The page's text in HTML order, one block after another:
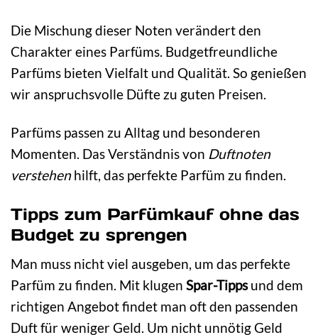
Die Mischung dieser Noten verändert den
Charakter eines Parfüms. Budgetfreundliche
Parfüms bieten Vielfalt und Qualität. So genießen
wir anspruchsvolle Düfte zu guten Preisen.
Parfüms passen zu Alltag und besonderen
Momenten. Das Verständnis von Duftnoten
verstehenhilft, das perfekte Parfüm zu finden.
Tipps zum Parfümkauf ohne das
Budget zu sprengen
Man muss nicht viel ausgeben, um das perfekte
Parfüm zu finden. Mit klugen Spar-Tippsund dem
richtigen Angebot findet man oft den passenden
Duft für weniger Geld. Um nicht unnötig Geld